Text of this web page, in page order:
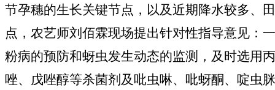
节孕穗的生长关键节点，以及近期降水较多、
点，农艺师刘佰霖现场提出针对性指导意见：
粉病的预防和蚜虫发生动态的监测，及时选用
唑、戊唑醇等杀菌剂及吡虫啉、吡蚜酮、啶虫